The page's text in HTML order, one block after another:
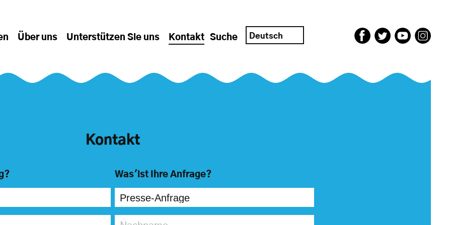
Über uns Unterstützen Sie uns Kontakt Suche Deutsch
Kontakt
Was'ist Ihre Anfrage?
Nachname